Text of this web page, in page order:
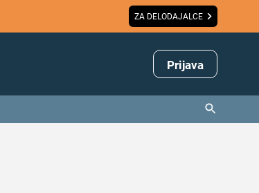
ZA DELODAJALCE
Prijava